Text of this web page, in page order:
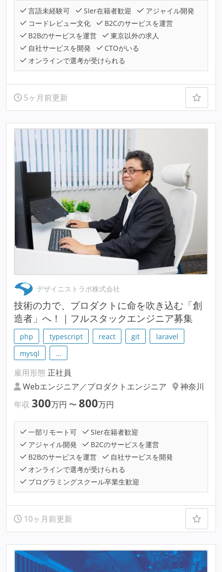
言語未経験可 SIer在籍者歓迎
アジャイル開発
コードレビュー文化
B2Cのサービスを運営
B2Bのサービスを運営
東京以外の求人
自社サービスを開発
CTOがいる
オンラインで選考が受けられる
5ヶ月前更新
デザイニストラボ株式会社
技術の力で、プロダクトに命を吹き込む「創
造者」へ！｜フルスタックエンジニア募集
php typescript react git
laravel
mysql
…
雇用形態 正社員
Webエンジニア／プロダクトエンジニア
神奈川
年収 300万円 〜 800万円
一部リモート可
SIer在籍者歓迎
アジャイル開発
B2Cのサービスを運営
B2Bのサービスを運営
自社サービスを開発
オンラインで選考が受けられる
プログラミングスクール卒業生歓迎
10ヶ月前更新